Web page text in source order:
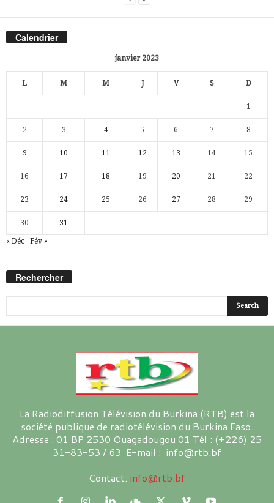
Calendrier
janvier 2023
L M M J V S D
1
2 3 4 5 6 7 8
9 10 11 12 13 14 15
16 17 18 19 20 21 22
23 24 25 26 27 28 29
30 31
« Déc Fév »
Rechercher
La Radiodiffusion Télévision du Burkina (RTB) est la
société publique de radiotélévision du Burkina Faso.
Adresse : 01 BP 2530 Ouagadougou 01 Tél : (+226) 25
31-83-53 / 63 E-mail : info@rtb.bf
Contact: info@rtb.bf